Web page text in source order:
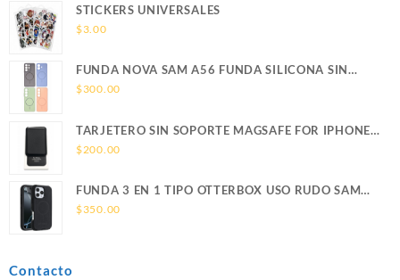
STICKERS UNIVERSALES
$3.00
FUNDA NOVA SAM A56 FUNDA SILICONA SIN
SOPORTE MAGNETICO SAMSUNG
$300.00
TARJETERO SIN SOPORTE MAGSAFE FOR IPHONE
LEATHER WALLET MAGSAFE
$200.00
FUNDA 3 EN 1 TIPO OTTERBOX USO RUDO SAM
S26 ULTRA SAMSUNG S26 ULTRA
$350.00
Contacto